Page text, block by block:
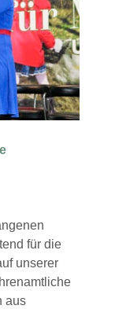
für die
unserer
aus